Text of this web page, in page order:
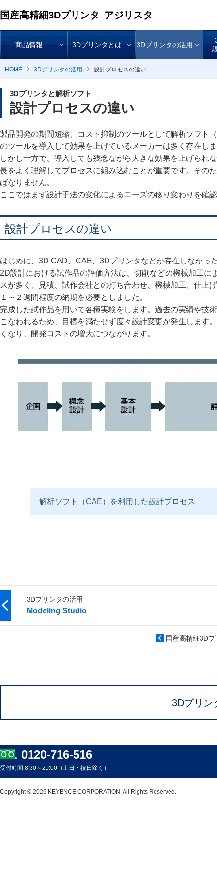
国産高精細3Dプリンタ アジリスタ
商品情報 3Dプリンタとは 3Dプリンタの活用
HOME 3Dプリンタの活用 設計プロセスの違い
3Dプリンタと解析ソフト
設計プロセスの違い
製品開発の期間短縮、コスト抑制のツールとして解析ソフト
のツールを導入して効果を上げているメーカーは多く存在し
しかし一方で、導入しても残念ながら大きな効果を上げられ
長をよく理解してプロセスに組み込むことが重要です。その
ばなりません。
ここではまず設計手法の変化によるニーズの移り変わりを確
設計プロセスの違い
はじめに、3D CAD、CAE、3Dプリンタなどが存在しなかっ
2D設計における試作品の評価方法は、切削などの機械加工
スが多く、見積、試作会社との打ち合わせ、機械加工、仕上
１～２週間程度の納期を必要としました。
完成した試作品を用いて各種実験をします。過去の実績や技
こなわれるため、目標を満たせず度々設計変更が発生します
くなり、開発コストの増大につながります。
解析ソフト（CAE）を利用した設計プロセス
3Dプリンタの活用
Modeling Studio
国産高精細3D
3Dプリン
0120-716-516
受付時間 8:30～20:00（土日・祝日除く）
Copyright © 2026 KEYENCE CORPORATION. All Rights Reserved.